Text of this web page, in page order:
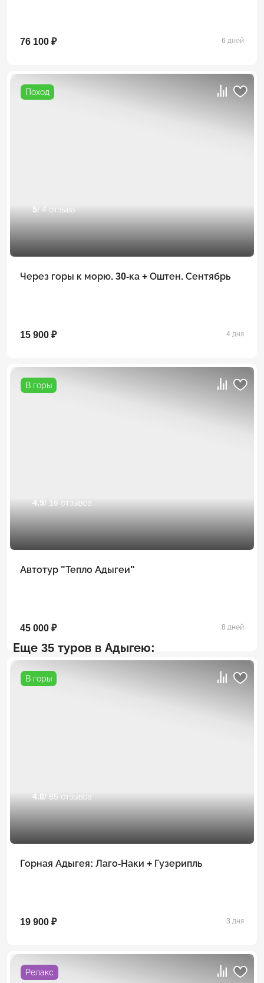
76 100 ₽ 6 дней
Поход
5/ 4 отзыва
Через горы к морю. 30-ка + Оштен. Сентябрь
15 900 ₽ 4 дня
В горы
4.9 / 16 отзывов
Автотур "Тепло Адыгеи"
45 000 ₽ 8 дней
Еще 35 туров в Адыгею:
В горы
4.8/ 85 отзывов
Горная Адыгея: Лаго-Наки + Гузерипль
19 900 ₽ 3 дня
Релакс